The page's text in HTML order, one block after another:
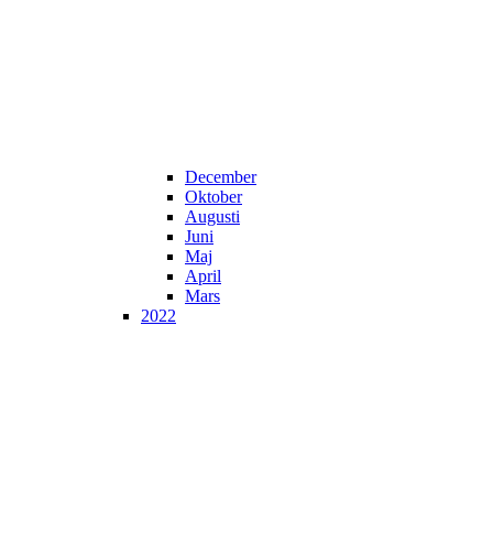
December
Oktober
Augusti
Juni
Maj
April
Mars
2022